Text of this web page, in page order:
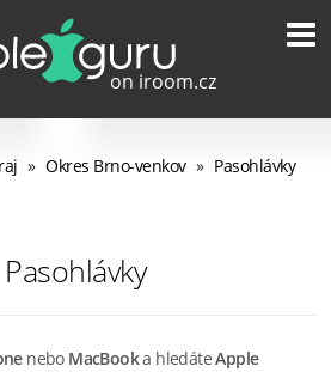
» Okres Brno-venkov » Pasohlávky
nebo MacBooka hledáteApple